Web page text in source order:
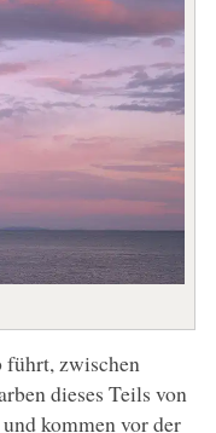
führt, zwischen
dieses Teils von
kommen vor der